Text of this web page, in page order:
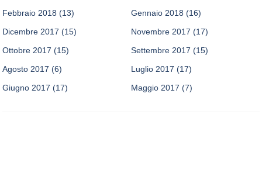
Febbraio 2018 (13) Gennaio 2018 (16)
Dicembre 2017 (15) Novembre 2017 (17)
Ottobre 2017 (15) Settembre 2017 (15)
Agosto 2017 (6) Luglio 2017 (17)
Giugno 2017 (17) Maggio 2017 (7)